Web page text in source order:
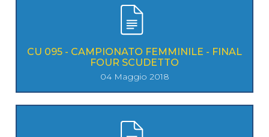
CU 095 - CAMPIONATO FEMMINILE - FINAL
FOUR SCUDETTO
04 Maggio 2018